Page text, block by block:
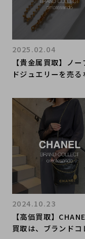
【貴金属買取】ノー
ドジュエリーを売る
店へ！新入荷アイテ
紹介です！
2025.02.04
【高価買取】
買取は、ブランドコ
2024.10.23